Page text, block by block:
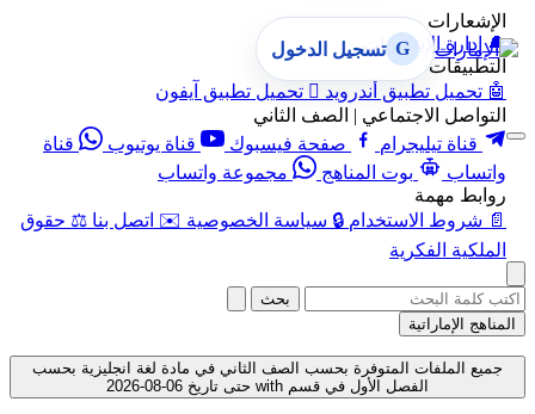
الإشعارات
🔔 إدارة الإشعارات
التطبيقات
🤖 تحميل تطبيق أندرويد  تحميل تطبيق آيفون
التواصل الاجتماعي | الصف الثاني
قناة تيليجرام
صفحة فيسبوك قناة يوتيوب
قناة
واتساب
بوت المناهج
مجموعة واتساب
روابط مهمة
📄 شروط الاستخدام 🔒 سياسة الخصوصية ✉️ اتصل بنا ⚖️ حقوق
الملكية الفكرية
G تسجيل الدخول
بحث
المناهج الإماراتية
جميع الملفات المتوفرة بحسب الصف الثاني في مادة لغة انجليزية بحسب
الفصل الأول في قسم with حتى تاريخ 06-08-2026